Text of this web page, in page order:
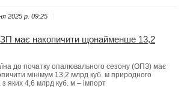
2025 p. 09:25
має накопичити щонайменше 13,2
до початку опалювального сезону (ОПЗ) має
мінімум 13,2 млрд куб. м природного
з яких 4,6 млрд куб. м – імпорт